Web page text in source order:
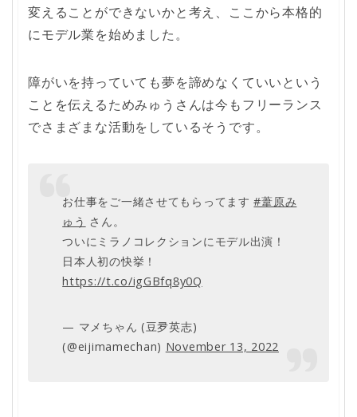
変えることができないかと考え、ここから本格的
にモデル業を始めました。
障がいを持っていても夢を諦めなくていいという
ことを伝えるためみゅうさんは今もフリーランス
でさまざまな活動をしているそうです。
お仕事をご一緒させてもらってます#葦原み
ゅう さん。
ついにミラノコレクションにモデル出演！
日本人初の快挙！
https://t.co/igGBfq8y0Q
— マメちゃん (豆夛英志)
(@eijimamechan) November 13, 2022